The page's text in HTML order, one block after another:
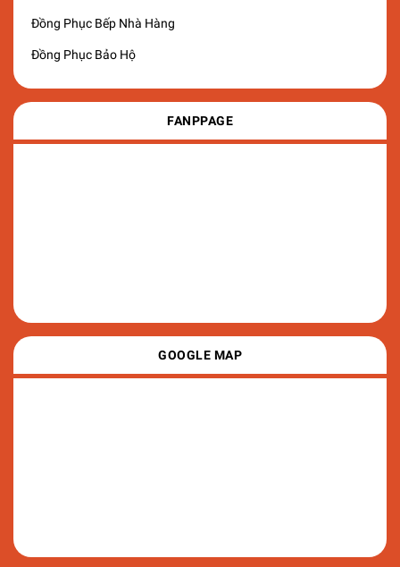
Đồng Phục Bếp Nhà Hàng
Đồng Phục Bảo Hộ
FANPPAGE
GOOGLE MAP